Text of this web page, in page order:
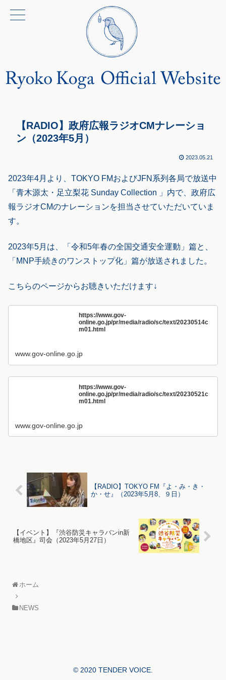
【RADIO】政府広報ラジオCMナレーショ
ン（2023年5月）
2023.05.21
2023年4月より、TOKYO FMおよびJFN系列各局で放送中
「青木源太・足立梨花 Sunday Collection 」内で、政府広
報ラジオCMのナレーションを担当させていただいていま
す。
2023年5月は、「令和5年春の全国交通安全運動」篇と、
「MNP手続きのワンストップ化」篇が放送されました。
こちらのページからお聴きいただけます↓
https://www.gov-
online.go.jp/pr/media/radio/sc/text/20230514c
m01.html
www.gov-online.go.jp
https://www.gov-
online.go.jp/pr/media/radio/sc/text/20230521c
m01.html
www.gov-online.go.jp
【RADIO】TOKYO FM『よ・み・き・
か・せ』（2023年5月8、９日）
【イベント】『渋谷防災キャラバンin新
橋地区』司会（2023年5月27日）
ホーム
NEWS
© 2020 TENDER VOICE.